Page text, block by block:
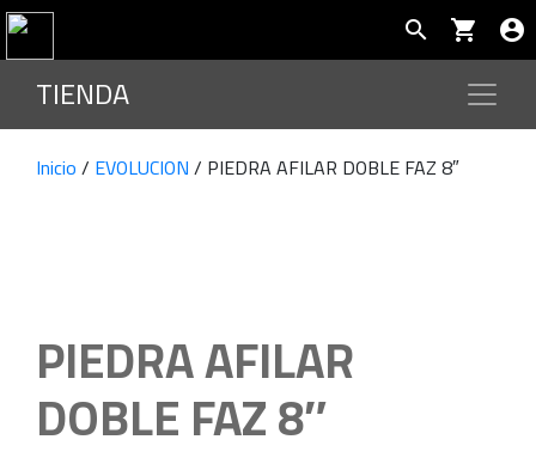
search shopping_cart account_circle
TIENDA
Inicio/ EVOLUCION/ PIEDRA AFILAR DOBLE FAZ 8″
PIEDRA AFILAR
DOBLE FAZ 8″